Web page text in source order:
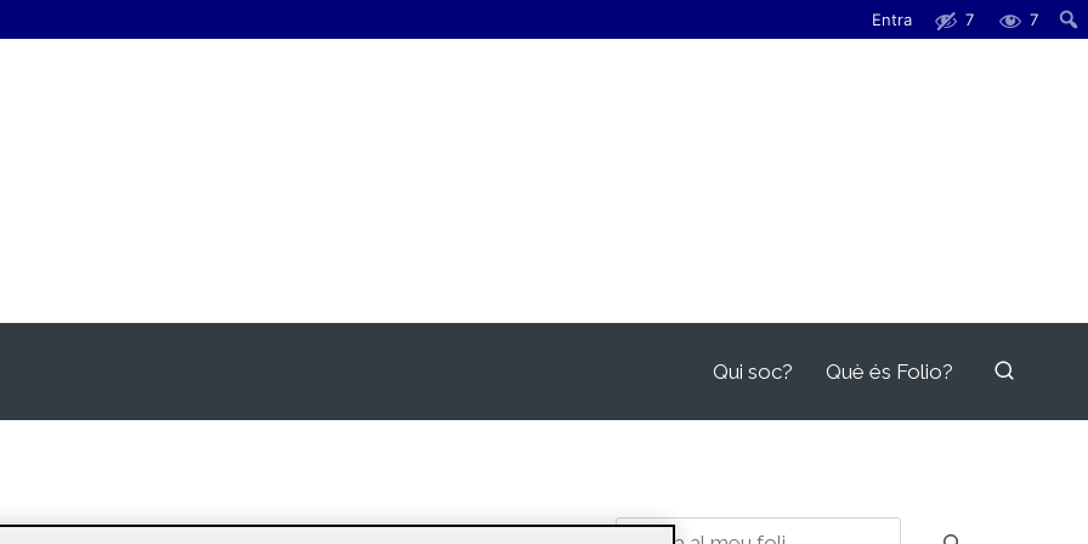
Entra 7 7
Qui soc? Què és Folio?
Cerca